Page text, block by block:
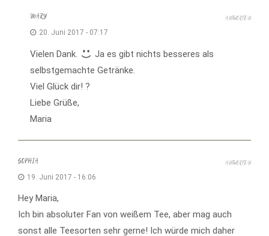
MARY
20. Juni 2017 - 07:17
Vielen Dank.
Ja es gibt nichts besseres als
selbstgemachte Getränke.
Viel Glück dir! ?
Liebe Grüße,
Maria
ANTWORTEN
SOPHIA
19. Juni 2017 - 16:06
Hey Maria,
Ich bin absoluter Fan von weißem Tee, aber mag auch
sonst alle Teesorten sehr gerne! Ich würde mich daher
ANTWORTEN